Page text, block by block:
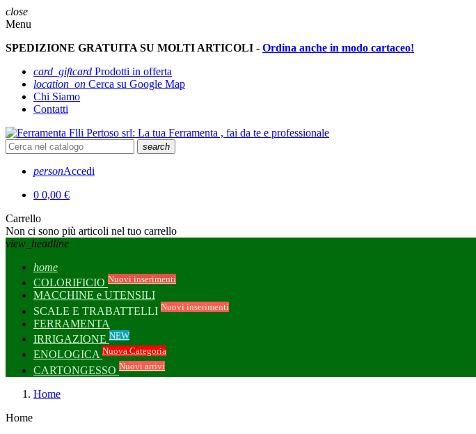
close
Menu
SPEDIZIONE GRATUITA SU MOLTI ARTICOLI - Ordina anche in modo cartaceo!
card_giftcard Prodotti in offerta
location_on Cerca su Google Map
Chi Siamo
Contatti
search
personAccedi
0 0,00 €
Carrello
Non ci sono più articoli nel tuo carrello
view_headline
home
COLORIFICIO Nuovi inserimenti
MACCHINE e UTENSILI
SCALE E TRABATTELLI Nuovi inserimenti
FERRAMENTA
IRRIGAZIONE NEW
ENOLOGICA Nuova Categoria
CARTONGESSO Nuovi arrivi
Home
Home